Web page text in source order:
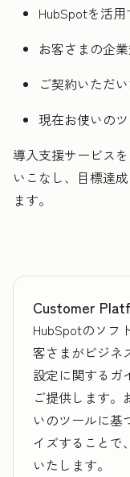
HubSpotを活
お客さまの企
ご契約いただ
現在お使いの
導入支援サービス
いこなし、目標達
ます。
Customer
HubSpotのソフ
客さまがビジネ
設定に関するガ
ご提供します。
いのツールに基
イズすることで
いたします。